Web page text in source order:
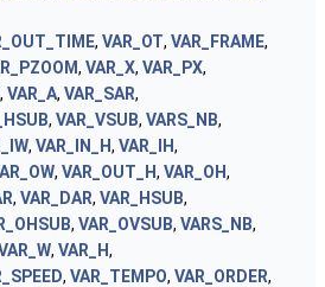
, VAR_OT, VAR_FRAME,
, VAR_X, VAR_PX,
, VAR_A, VAR_SAR,
, VAR_VSUB, VARS_NB,
, VAR_IN_H, VAR_IH,
, VAR_OUT_H, VAR_OH,
, VAR_DAR, VAR_HSUB,
, VAR_OVSUB, VARS_NB,
, VAR_H,
, VAR_TEMPO, VAR_ORDER,